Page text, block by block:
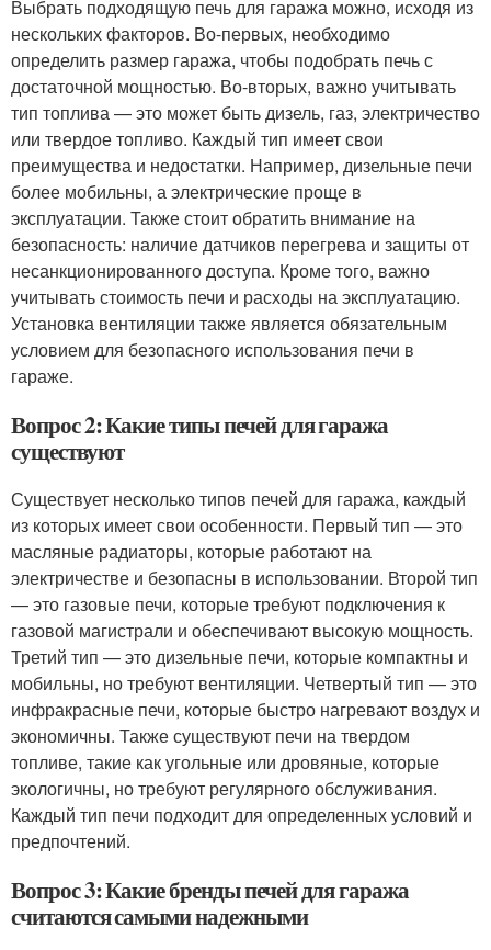
Выбрать подходящую печь для гаража можно, исходя из
нескольких факторов. Во-первых, необходимо
определить размер гаража, чтобы подобрать печь с
достаточной мощностью. Во-вторых, важно учитывать
тип топлива — это может быть дизель, газ, электричество
или твердое топливо. Каждый тип имеет свои
преимущества и недостатки. Например, дизельные печи
более мобильны, а электрические проще в
эксплуатации. Также стоит обратить внимание на
безопасность: наличие датчиков перегрева и защиты от
несанкционированного доступа. Кроме того, важно
учитывать стоимость печи и расходы на эксплуатацию.
Установка вентиляции также является обязательным
условием для безопасного использования печи в
гараже.
Вопрос 2: Какие типы печей для гаража
существуют
Существует несколько типов печей для гаража, каждый
из которых имеет свои особенности. Первый тип — это
масляные радиаторы, которые работают на
электричестве и безопасны в использовании. Второй тип
— это газовые печи, которые требуют подключения к
газовой магистрали и обеспечивают высокую мощность.
Третий тип — это дизельные печи, которые компактны и
мобильны, но требуют вентиляции. Четвертый тип — это
инфракрасные печи, которые быстро нагревают воздух и
экономичны. Также существуют печи на твердом
топливе, такие как угольные или дровяные, которые
экологичны, но требуют регулярного обслуживания.
Каждый тип печи подходит для определенных условий и
предпочтений.
Вопрос 3: Какие бренды печей для гаража
считаются самыми надежными